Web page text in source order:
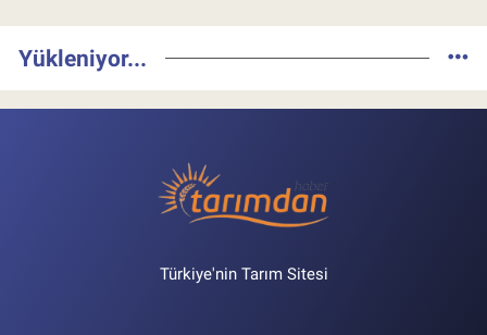
Yükleniyor...
Türkiye'nin Tarım Sitesi